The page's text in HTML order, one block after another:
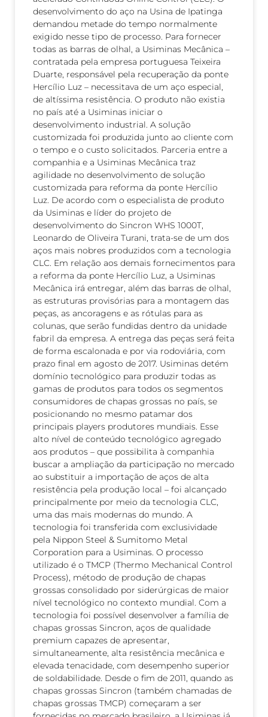
desenvolvimento do aço na Usina de Ipatinga
demandou metade do tempo normalmente
exigido nesse tipo de processo. Para fornecer
todas as barras de olhal, a Usiminas Mecânica –
contratada pela empresa portuguesa Teixeira
Duarte, responsável pela recuperação da ponte
Hercílio Luz – necessitava de um aço especial,
de altíssima resistência. O produto não existia
no país até a Usiminas iniciar o
desenvolvimento industrial. A solução
customizada foi produzida junto ao cliente com
o tempo e o custo solicitados. Parceria entre a
companhia e a Usiminas Mecânica traz
agilidade no desenvolvimento de solução
customizada para reforma da ponte Hercílio
Luz. De acordo com o especialista de produto
da Usiminas e líder do projeto de
desenvolvimento do Sincron WHS 1000T,
Leonardo de Oliveira Turani, trata-se de um dos
aços mais nobres produzidos com a tecnologia
CLC. Em relação aos demais fornecimentos para
a reforma da ponte Hercílio Luz, a Usiminas
Mecânica irá entregar, além das barras de olhal,
as estruturas provisórias para a montagem das
peças, as ancoragens e as rótulas para as
colunas, que serão fundidas dentro da unidade
fabril da empresa. A entrega das peças será feita
de forma escalonada e por via rodoviária, com
prazo final em agosto de 2017. Usiminas detém
domínio tecnológico para produzir todas as
gamas de produtos para todos os segmentos
consumidores de chapas grossas no país, se
posicionando no mesmo patamar dos
principais players produtores mundiais. Esse
alto nível de conteúdo tecnológico agregado
aos produtos – que possibilita à companhia
buscar a ampliação da participação no mercado
ao substituir a importação de aços de alta
resistência pela produção local – foi alcançado
principalmente por meio da tecnologia CLC,
uma das mais modernas do mundo. A
tecnologia foi transferida com exclusividade
pela Nippon Steel & Sumitomo Metal
Corporation para a Usiminas. O processo
utilizado é o TMCP (Thermo Mechanical Control
Process), método de produção de chapas
grossas consolidado por siderúrgicas de maior
nível tecnológico no contexto mundial. Com a
tecnologia foi possível desenvolver a família de
chapas grossas Sincron, aços de qualidade
premium capazes de apresentar,
simultaneamente, alta resistência mecânica e
elevada tenacidade, com desempenho superior
de soldabilidade. Desde o fim de 2011, quando as
chapas grossas Sincron (também chamadas de
chapas grossas TMCP) começaram a ser